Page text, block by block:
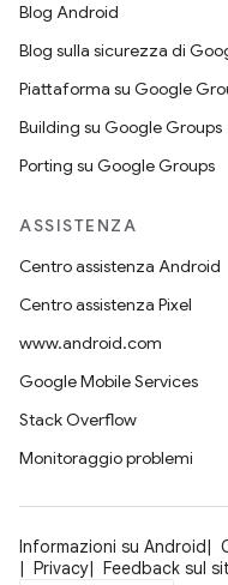
Blog Android
Blog sulla sicurezza di
Piattaforma su Google
Building su Google Groups
Porting su Google Groups
ASSISTENZA
Centro assistenza Android
Centro assistenza Pixel
www.android.com
Google Mobile Services
Stack Overflow
Monitoraggio problemi
Informazioni su Android
Privacy
Feedback sul